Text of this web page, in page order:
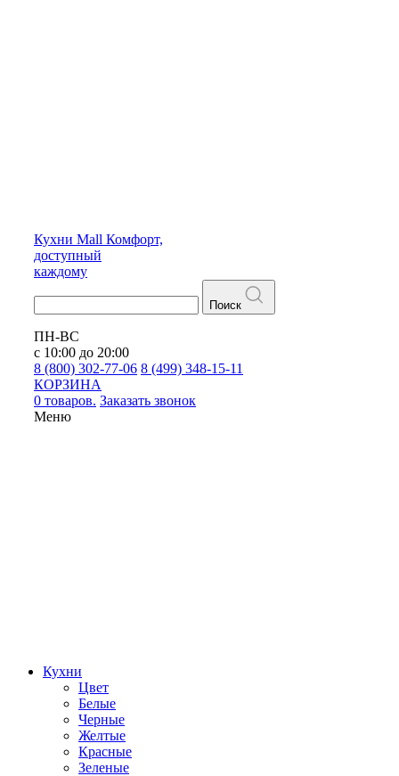
Кухни Mall Комфорт,
доступный
каждому
Поиск
ПН-ВС
с 10:00 до 20:00
8 (800) 302-77-06 8 (499) 348-15-11
КОРЗИНА
0 товаров. Заказать звонок
Меню
Кухни
Цвет
Белые
Черные
Желтые
Красные
Зеленые